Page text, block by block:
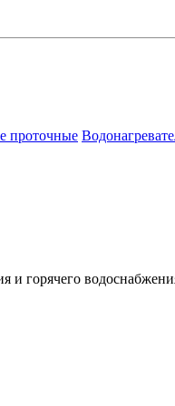
проточные
и горячего